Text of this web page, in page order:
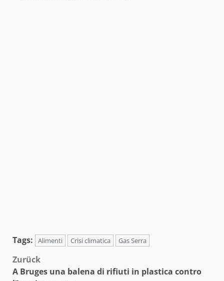
Tags: Alimenti Crisi climatica Gas Serra
Beitragsnavigation
Zurück
A Bruges una balena di rifiuti in plastica contro